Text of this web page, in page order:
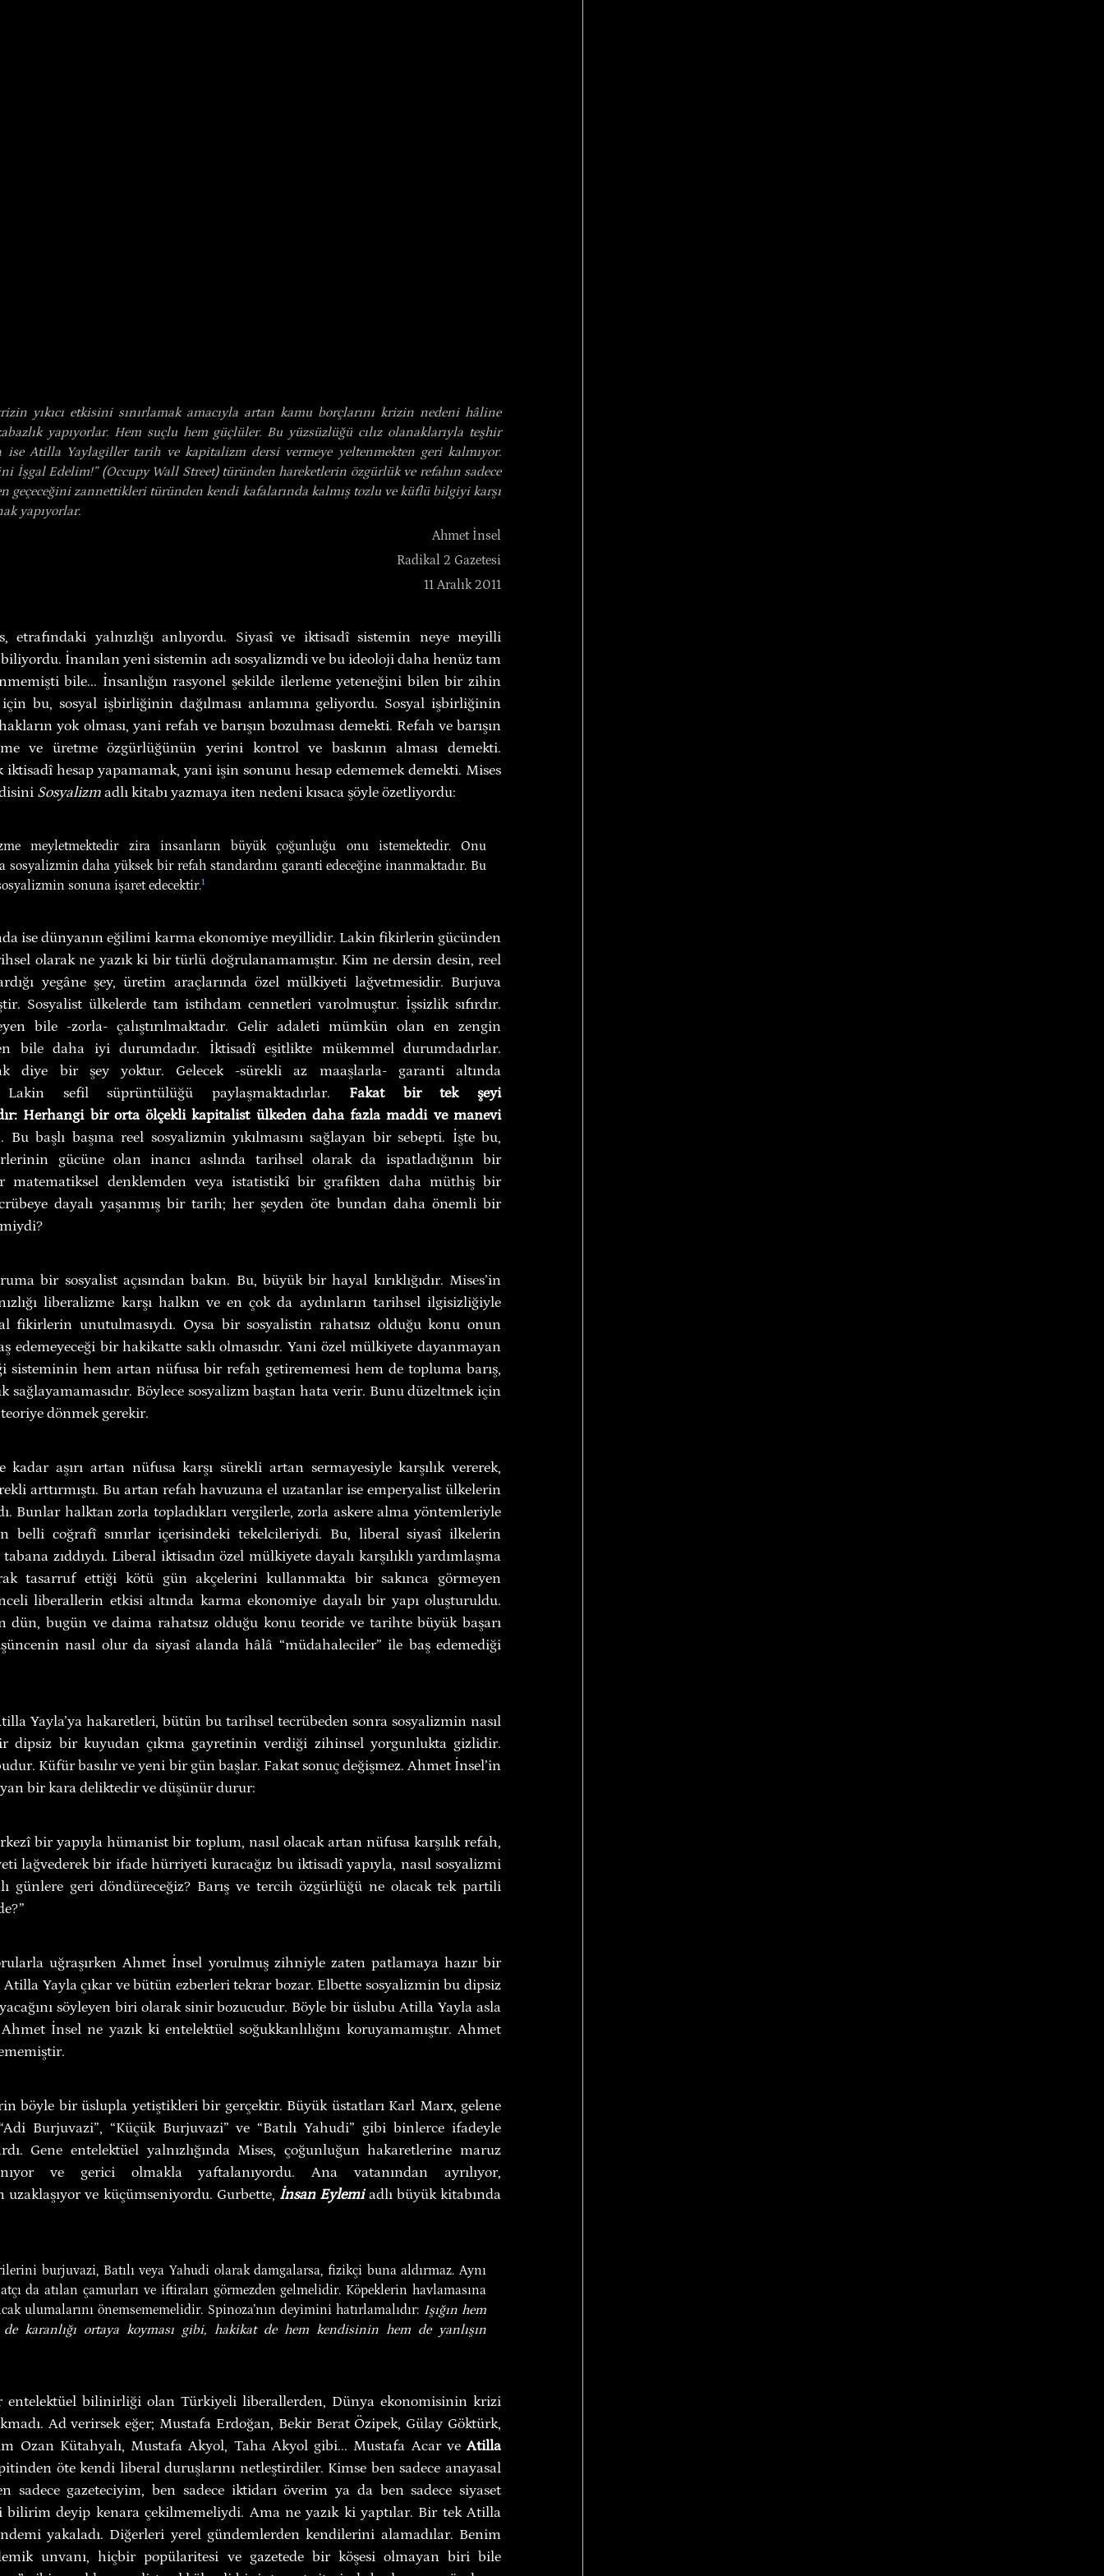
yıkıcı etkisini sınırlamak amacıyla artan kamu borçlarını krizin nedeni hâline
yapıyorlar. Hem suçlu hem güçlüler. Bu yüzsüzlüğü cılız olanaklarıyla teşhir
ise Atilla Yaylagiller tarih ve kapitalizm dersi vermeye yeltenmekten geri kalmıyor.
İşgal Edelim!” (Occupy Wall Street) türünden hareketlerin özgürlük ve refahın sadece
geçeceğini zannettikleri türünden kendi kafalarında kalmış tozlu ve küflü bilgiyi karşı
yapıyorlar.
Ahmet İnsel
Radikal 2 Gazetesi
11 Aralık 2011
etrafındaki yalnızlığı anlıyordu. Siyasî ve iktisadî sistemin neye meyilli
İnanılan yeni sistemin adı sosyalizmdi ve bu ideoloji daha henüz tam
bile... İnsanlığın rasyonel şekilde ilerleme yeteneğini bilen bir zihin
bu, sosyal işbirliğinin dağılması anlamına geliyordu. Sosyal işbirliğinin
yok olması, yani refah ve barışın bozulması demekti. Refah ve barışın
ve üretme özgürlüğünün yerini kontrol ve baskının alması demekti.
iktisadî hesap yapamamak, yani işin sonunu hesap edememek demekti. Mises
Sosyalizm adlı kitabı yazmaya iten nedeni kısaca şöyle özetliyordu:
meyletmektedir zira insanların büyük çoğunluğu onu istemektedir. Onu
sosyalizmin daha yüksek bir refah standardını garanti edeceğine inanmaktadır. Bu
sonuna işaret edecektir.¹
ise dünyanın eğilimi karma ekonomiye meyillidir. Lakin fikirlerin gücünden
olarak ne yazık ki bir türlü doğrulanamamıştır. Kim ne dersin desin, reel
yegâne şey, üretim araçlarında özel mülkiyeti lağvetmesidir. Burjuva
Sosyalist ülkelerde tam istihdam cennetleri varolmuştur. İşsizlik sıfırdır.
bile -zorla- çalıştırılmaktadır. Gelir adaleti mümkün olan en zengin
bile daha iyi durumdadır. İktisadî eşitlikte mükemmel durumdadırlar.
diye bir şey yoktur. Gelecek -sürekli az maaşlarla- garanti altında
Lakin sefil süprüntülüğü paylaşmaktadırlar. Fakat bir tek şeyi
Herhangi bir orta ölçekli kapitalist ülkeden daha fazla maddi ve manevi
Bu başlı başına reel sosyalizmin yıkılmasını sağlayan bir sebepti. İşte bu,
gücüne olan inancı aslında tarihsel olarak da ispatladığının bir
matematiksel denklemden veya istatistikî bir grafikten daha müthiş bir
dayalı yaşanmış bir tarih; her şeyden öte bundan daha önemli bir
bir sosyalist açısından bakın. Bu, büyük bir hayal kırıklığıdır. Mises’in
liberalizme karşı halkın ve en çok da aydınların tarihsel ilgisizliğiyle
fikirlerin unutulmasıydı. Oysa bir sosyalistin rahatsız olduğu konu onun
edemeyeceği bir hakikatte saklı olmasıdır. Yani özel mülkiyete dayanmayan
sisteminin hem artan nüfusa bir refah getirememesi hem de topluma barış,
sağlayamamasıdır. Böylece sosyalizm baştan hata verir. Bunu düzeltmek için
dönmek gerekir.
kadar aşırı artan nüfusa karşı sürekli artan sermayesiyle karşılık vererek,
arttırmıştı. Bu artan refah havuzuna el uzatanlar ise emperyalist ülkelerin
Bunlar halktan zorla topladıkları vergilerle, zorla askere alma yöntemleriyle
belli coğrafî sınırlar içerisindeki tekelcileriydi. Bu, liberal siyasî ilkelerin
zıddıydı. Liberal iktisadın özel mülkiyete dayalı karşılıklı yardımlaşma
tasarruf ettiği kötü gün akçelerini kullanmakta bir sakınca görmeyen
liberallerin etkisi altında karma ekonomiye dayalı bir yapı oluşturuldu.
dün, bugün ve daima rahatsız olduğu konu teoride ve tarihte büyük başarı
nasıl olur da siyasî alanda hâlâ “müdahaleciler” ile baş edemediği
Yayla’ya hakaretleri, bütün bu tarihsel tecrübeden sonra sosyalizmin nasıl
dipsiz bir kuyudan çıkma gayretinin verdiği zihinsel yorgunlukta gizlidir.
Küfür basılır ve yeni bir gün başlar. Fakat sonuç değişmez. Ahmet İnsel’in
bir kara deliktedir ve düşünür durur:
bir yapıyla hümanist bir toplum, nasıl olacak artan nüfusa karşılık refah,
lağvederek bir ifade hürriyeti kuracağız bu iktisadî yapıyla, nasıl sosyalizmi
günlere geri döndüreceğiz? Barış ve tercih özgürlüğü ne olacak tek partili
uğraşırken Ahmet İnsel yorulmuş zihniyle zaten patlamaya hazır bir
Atilla Yayla çıkar ve bütün ezberleri tekrar bozar. Elbette sosyalizmin bu dipsiz
söyleyen biri olarak sinir bozucudur. Böyle bir üslubu Atilla Yayla asla
İnsel ne yazık ki entelektüel soğukkanlılığını koruyamamıştır. Ahmet
böyle bir üslupla yetiştikleri bir gerçektir. Büyük üstatları Karl Marx, gelene
Burjuvazi”, “Küçük Burjuvazi” ve “Batılı Yahudi” gibi binlerce ifadeyle
Gene entelektüel yalnızlığında Mises, çoğunluğun hakaretlerine maruz
ve gerici olmakla yaftalanıyordu. Ana vatanından ayrılıyor,
uzaklaşıyor ve küçümseniyordu. Gurbette, İnsan Eylemi adlı büyük kitabında
burjuvazi, Batılı veya Yahudi olarak damgalarsa, fizikçi buna aldırmaz. Aynı
da atılan çamurları ve iftiraları görmezden gelmelidir. Köpeklerin havlamasına
ulumalarını önemsememelidir. Spinoza’nın deyimini hatırlamalıdır: Işığın hem
karanlığı ortaya koyması gibi, hakikat de hem kendisinin hem de yanlışın
entelektüel bilinirliği olan Türkiyeli liberallerden, Dünya ekonomisinin krizi
Ad verirsek eğer; Mustafa Erdoğan, Bekir Berat Özipek, Gülay Göktürk,
Ozan Kütahyalı, Mustafa Akyol, Taha Akyol gibi... Mustafa Acar ve Atilla
öte kendi liberal duruşlarını netleştirdiler. Kimse ben sadece anayasal
sadece gazeteciyim, ben sadece iktidarı överim ya da ben sadece siyaset
bilirim deyip kenara çekilmemeliydi. Ama ne yazık ki yaptılar. Bir tek Atilla
yakaladı. Diğerleri yerel gündemlerden kendilerini alamadılar. Benim
unvanı, hiçbir popülaritesi ve gazetede bir köşesi olmayan biri bile